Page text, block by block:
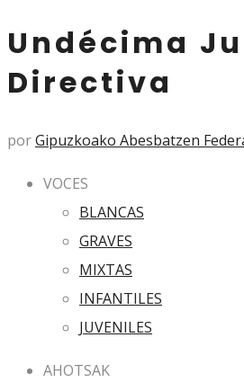
Undécima
Directiva
porGipuzkoako Abesbatzen
VOCES
BLANCAS
GRAVES
MIXTAS
INFANTILES
JUVENILES
AHOTSAK